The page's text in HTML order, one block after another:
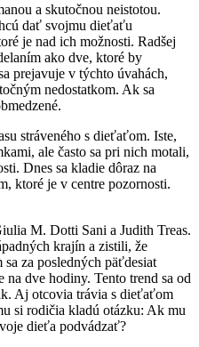
a skutočnou neistotou.
dať svojmu dieťaťu
je nad ich možnosti. Radšej
ako dve, ktoré by
prejavuje v týchto úvahách,
nedostatkom. Ak sa
stráveného s dieťaťom. Iste,
ale často sa pri nich motali,
Dnes sa kladie dôraz na
ktoré je v centre pozornosti.
M. Dotti Sani a Judith Treas.
krajín a zistili, že
za posledných päťdesiat
dve hodiny. Tento trend sa od
Aj otcovia trávia s dieťaťom
si rodičia kladú otázku: Ak mu
dieťa podvádzať?